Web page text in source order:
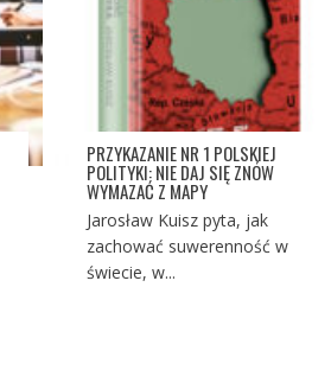
PRZYKAZANIE NR 1 POLSKIEJ
POLITYKI: NIE DAJ SIĘ ZNÓW
WYMAZAĆ Z MAPY
Jarosław Kuisz pyta, jak
zachować suwerenność w
świecie, w...